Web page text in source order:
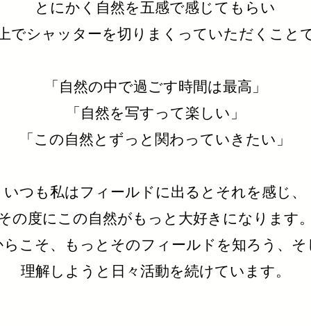
とにかく自然を五感で感じてもらい
でシャッターを切りまくっていただくことで
「自然の中で過ごす時間は最高」
「自然を写すって楽しい」
「この自然とずっと関わっていきたい」
いつも私はフィールドに出るとそれを感じ、
の度にこの自然がもっと大好きになります。
らこそ、もっとそのフィールドを知ろう、そ
理解しようと日々活動を続けています。